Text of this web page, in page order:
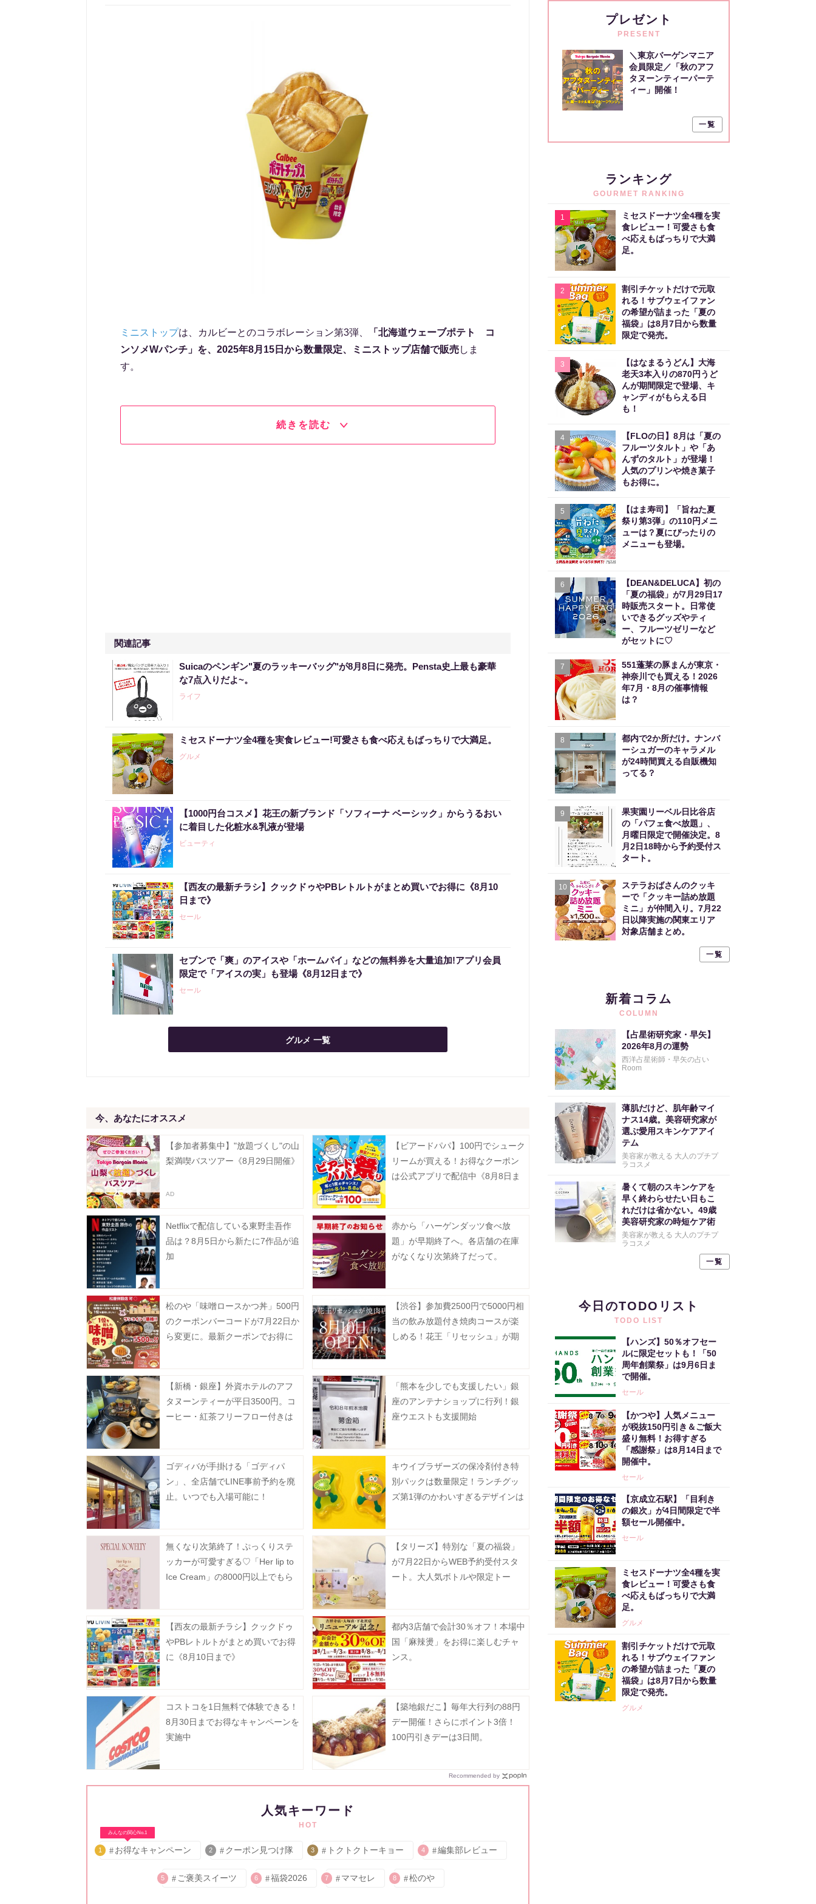
ミニストップは、カルビーとのコラボレーション第3弾、
「北海道ウェーブポテト コ
ンソメWパンチ」を、2025年8月15日から数量限定、ミニストップ店舗で販売しま
す。
続きを読む
関連記事
Suicaのペンギン"夏のラッキーバッグ"が8月8日に発売。Pensta史上最も豪華
な7点入りだよ~。
ライフ
ミセスドーナツ全4種を実食レビュー!可愛さも食べ応えもばっちりで大満足。
グルメ
【1000円台コスメ】花王の新ブランド「ソフィーナ ベーシック」からうるおい
に着目した化粧水&乳液が登場
ビューティ
【西友の最新チラシ】クックドゥやPBレトルトがまとめ買いでお得に《8月10
日まで》
セール
セブンで「爽」のアイスや「ホームパイ」などの無料券を大量追加!アプリ会員
限定で「アイスの実」も登場《8月12日まで》
セール
グルメ 一覧
今、あなたにオススメ
【参加者募集中】"放題づくし"の山
梨満喫バスツアー《8月29日開催》
【ビアードパパ】100円でシューク
リームが買える！お得なクーポン
は公式アプリで配信中《8月8日ま
Netflixで配信している東野圭吾作
品は？8月5日から新たに7作品が追
加
赤から「ハーゲンダッツ食べ放
題」が早期終了へ。各店舗の在庫
がなくなり次第終了だって。
松のや「味噌ロースかつ丼」500円
のクーポンバーコードが7月22日か
ら変更に。最新クーポンでお得に
【渋谷】参加費2500円で5000円相
当の飲み放題付き焼肉コースが楽
しめる！花王「リセッシュ」が期
【新橋・銀座】外資ホテルのアフ
タヌーンティーが平日3500円。コ
ーヒー・紅茶フリーフロー付きは
「熊本を少しでも支援したい」銀
座のアンテナショップに行列！銀
座ウエストも支援開始
ゴディバが手掛ける「ゴディパ
ン」、全店舗でLINE事前予約を廃
止。いつでも入場可能に！
キウイブラザーズの保冷剤付き特
別パックは数量限定！ランチグッ
ズ第1弾のかわいすぎるデザインは
無くなり次第終了！ぷっくりステ
ッカーが可愛すぎる♡「Her lip to
Ice Cream」の8000円以上でもら
【タリーズ】特別な「夏の福袋」
が7月22日からWEB予約受付スタ
ート。大人気ボトルや限定トー
【西友の最新チラシ】クックドゥ
やPBレトルトがまとめ買いでお得
に《8月10日まで》
都内3店舗で会計30％オフ！本場中
国「麻辣燙」をお得に楽しむチャ
ンス。
コストコを1日無料で体験できる！
8月30日までお得なキャンペーンを
実施中
【築地銀だこ】毎年大行列の88円
デー開催！さらにポイント3倍！
100円引きデーは3日間。
Recommended by
人気キーワード
HOT
みんなの関心No.1
1 お得なキャンペーン 2 クーポン見つけ隊 3 トクトクトーキョー 4 編集部レビュー
5 ご褒美スイーツ 6 福袋2026 7 ママセレ 8 松のや
プレゼント
PRESENT
＼東京バーゲンマニア
会員限定／「秋のアフ
タヌーンティーパーテ
ィー」開催！
一覧
ランキング
GOURMET RANKING
1
ミセスドーナツ全4種を実
食レビュー！可愛さも食
べ応えもばっちりで大満
足。
2
割引チケットだけで元取
れる！サブウェイファン
の希望が詰まった「夏の
福袋」は8月7日から数量
限定で発売。
3
【はなまるうどん】大海
老天3本入りの870円うど
んが期間限定で登場、キ
ャンディがもらえる日
も！
4
【FLOの日】8月は「夏の
フルーツタルト」や「あ
んずのタルト」が登場！
人気のプリンや焼き菓子
もお得に。
5
【はま寿司】「旨ねた夏
祭り第3弾」の110円メニ
ューは？夏にぴったりの
メニューも登場。
6
【DEAN&DELUCA】初の
「夏の福袋」が7月29日17
時販売スタート。日常使
いできるグッズやティ
ー、フルーツゼリーなど
がセットに♡
7
551蓬莱の豚まんが東京・
神奈川でも買える！2026
年7月・8月の催事情報
は？
8
都内で2か所だけ。ナンバ
ーシュガーのキャラメル
が24時間買える自販機知
ってる？
9
果実園リーベル日比谷店
の「パフェ食べ放題」、
月曜日限定で開催決定。8
月2日18時から予約受付ス
タート。
10
ステラおばさんのクッキ
ーで「クッキー詰め放題
ミニ」が仲間入り。7月22
日以降実施の関東エリア
対象店舗まとめ。
一覧
新着コラム
COLUMN
【占星術研究家・早矢】
2026年8月の運勢
西洋占星術師・早矢の占い
Room
薄肌だけど、肌年齢マイ
ナス14歳。美容研究家が
選ぶ愛用スキンケアアイ
テム
美容家が教える 大人のプチプ
ラコスメ
暑くて朝のスキンケアを
早く終わらせたい日もこ
れだけは省かない。49歳
美容研究家の時短ケア術
美容家が教える 大人のプチプ
ラコスメ
一覧
今日のTODOリスト
TODO LIST
【ハンズ】50％オフセー
ルに限定セットも！「50
周年創業祭」は9月6日ま
で開催。
セール
【かつや】人気メニュー
が税抜150円引き＆ご飯大
盛り無料！お得すぎる
「感謝祭」は8月14日まで
開催中。
セール
【京成立石駅】「目利き
の銀次」が4日間限定で半
額セール開催中。
セール
ミセスドーナツ全4種を実
食レビュー！可愛さも食
べ応えもばっちりで大満
足。
グルメ
割引チケットだけで元取
れる！サブウェイファン
の希望が詰まった「夏の
福袋」は8月7日から数量
限定で発売。
グルメ